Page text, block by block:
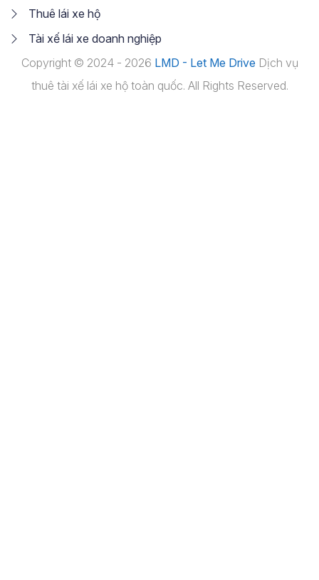
Thuê lái xe hộ
Tài xế lái xe doanh nghiệp
Copyright © 2024 - 2026 LMD - Let Me Drive Dịch vụ
thuê tài xế lái xe hộ toàn quốc. All Rights Reserved.